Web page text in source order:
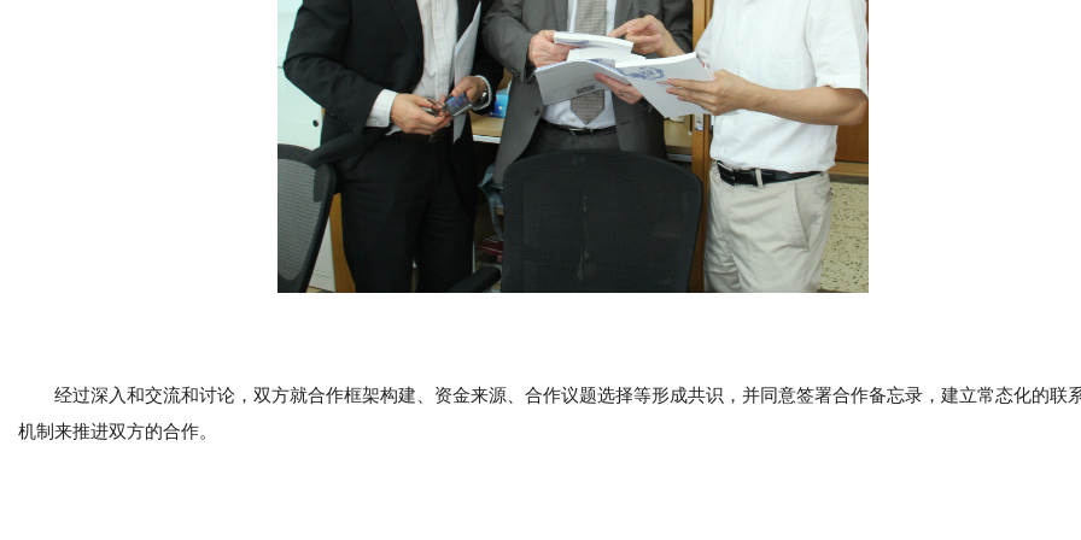
经过深入和交流和讨论，双方就合作框架构建、资金来源、合作议题选择等形成共识，并同意签署合作备忘录，建立常态化的联
机制来推进双方的合作。